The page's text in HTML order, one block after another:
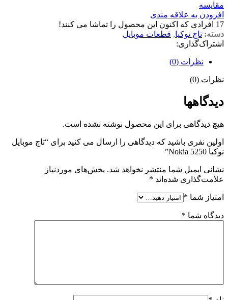
مقايسه
افزودن به علاقه مندی
17 افرادی که اکنون این محصول را تماشا می کنند!
دسته: تاچ نوکیا, قطعات موبایل
اشتراک‌گذاری:
نظرات (0)
نظرات (0)
دیدگاهها
هیچ دیدگاهی برای این محصول نوشته نشده است.
اولین نفری باشید که دیدگاهی را ارسال می کنید برای “تاچ موبایل
نوکیا Nokia 5250”
نشانی ایمیل شما منتشر نخواهد شد. بخش‌های موردنیاز
علامت‌گذاری شده‌اند *
امتیاز شما *
دیدگاه شما *